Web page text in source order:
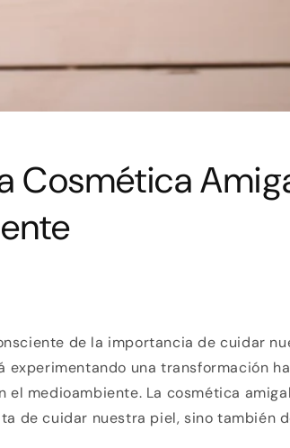
Cosmética
de la importancia de cuidar
experimentando una transformación
el medioambiente. La cosmética
de cuidar nuestra piel, sino también